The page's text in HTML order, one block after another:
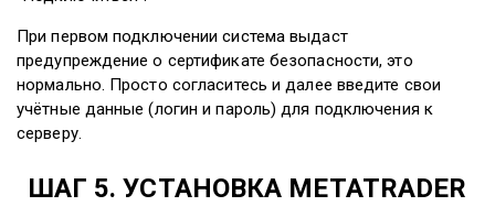
При первом подключении система выдаст
предупреждение о сертификате безопасности, это
нормально. Просто согласитесь и далее введите свои
учётные данные (логин и пароль) для подключения к
серверу.
ШАГ 5. УСТАНОВКА METATRADER